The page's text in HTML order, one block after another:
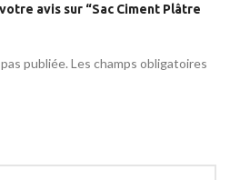
avis sur “Sac Ciment Plâtre
publiée. Les champs obligatoires